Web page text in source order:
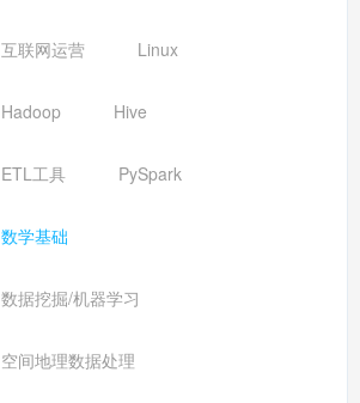
互联网运营 Linux
Hadoop Hive
ETL工具 PySpark
数学基础
数据挖掘/机器学习
空间地理数据处理